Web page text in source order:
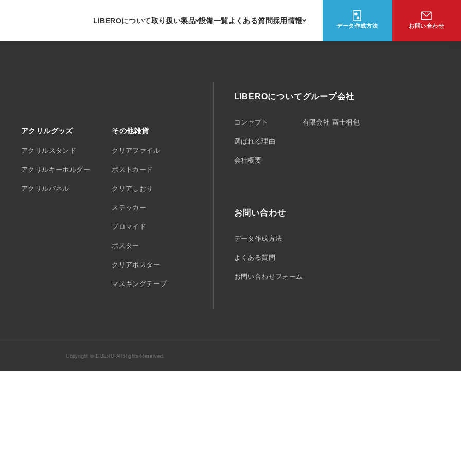
LIBEROについて取り扱い製品 設備一覧よくある質問採用情報
データ作成方法 お問い合わせ
アクリルグッズ
アクリルスタンド
アクリルキーホルダー
アクリルパネル
その他雑貨
クリアファイル
ポストカード
クリアしおり
ステッカー
ブロマイド
ポスター
クリアポスター
マスキングテープ
LIBEROについて
コンセプト
選ばれる理由
会社概要
グループ会社
有限会社 富士梱包
お問い合わせ
データ作成方法
よくある質問
お問い合わせフォーム
Copyright © LIBERO All Rights Reserved.